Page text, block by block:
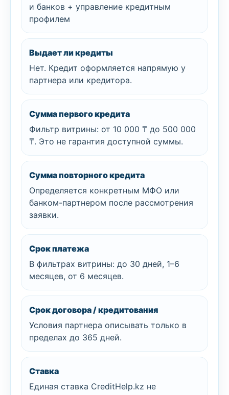
и банков + управление кредитным
профилем
Выдает ли кредиты
Нет. Кредит оформляется напрямую у
партнера или кредитора.
Сумма первого кредита
Фильтр витрины: от 10 000 ₸ до 500 000
₸. Это не гарантия доступной суммы.
Сумма повторного кредита
Определяется конкретным МФО или
банком-партнером после рассмотрения
заявки.
Срок платежа
В фильтрах витрины: до 30 дней, 1–6
месяцев, от 6 месяцев.
Срок договора / кредитования
Условия партнера описывать только в
пределах до 365 дней.
Ставка
Единая ставка CreditHelp.kz не